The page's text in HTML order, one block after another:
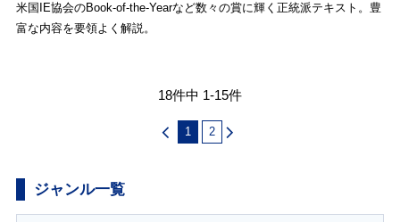
米国IE協会のBook-of-the-Yearなど数々の賞に輝く正統派テキスト。豊
富な内容を要領よく解説。
18件中 1-15件
1 2
ジャンル一覧